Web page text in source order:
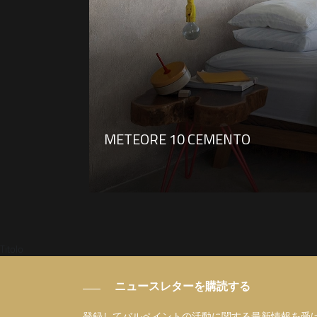
METEORE 10 CEMENTO
ニュースレターを購読する